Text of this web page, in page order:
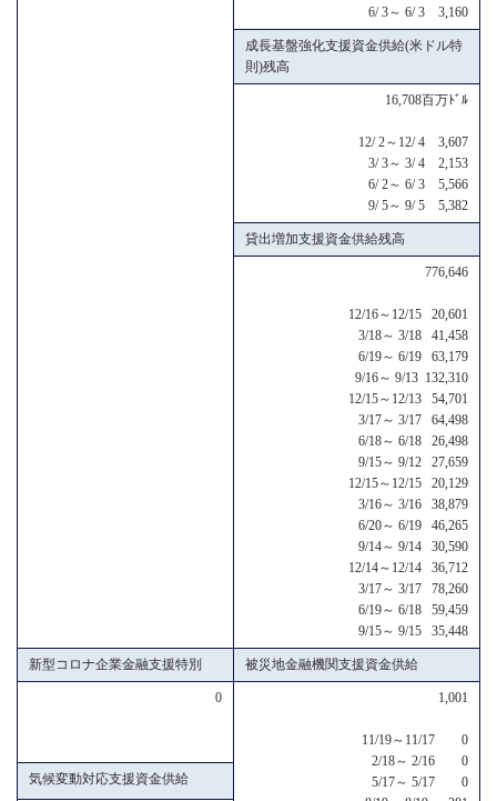
6/ 3～ 6/ 3 3,160
成長基盤強化支援資金供給(米ドル特
則)残高
16,708百万ﾄﾞﾙ
12/ 2～12/ 4 3,607
3/ 3～ 3/ 4 2,153
6/ 2～ 6/ 3 5,566
9/ 5～ 9/ 5 5,382
貸出増加支援資金供給残高
776,646
12/16～12/15 20,601
3/18～ 3/18 41,458
6/19～ 6/19 63,179
9/16～ 9/13 132,310
12/15～12/13 54,701
3/17～ 3/17 64,498
6/18～ 6/18 26,498
9/15～ 9/12 27,659
12/15～12/15 20,129
3/16～ 3/16 38,879
6/20～ 6/19 46,265
9/14～ 9/14 30,590
12/14～12/14 36,712
3/17～ 3/17 78,260
6/19～ 6/18 59,459
9/15～ 9/15 35,448
新型コロナ企業金融支援特別 被災地金融機関支援資金供給
0 1,001
11/19～11/17 0
2/18～ 2/16 0
5/17～ 5/17 0
気候変動対応支援資金供給